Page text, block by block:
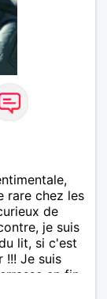
rare chez les
de
je suis
lit, si c'est
!!! Je suis
en fin